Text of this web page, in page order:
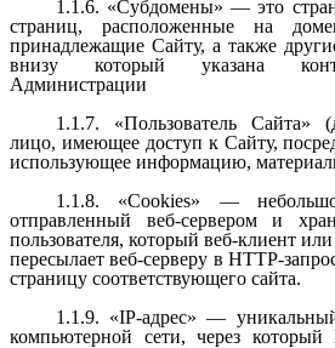
1.1.6. «Субдомены» — это
страниц, расположенные на
принадлежащие Сайту, а также
внизу который указана
Администрации
1.1.7. «Пользователь Сайта»
лицо, имеющее доступ к Сайту,
использующее информацию,
1.1.8. «Cookies» —
отправленный веб-сервером и
пользователя, который веб-клиент
пересылает веб-серверу в HTTP-
страницу соответствующего сайта.
1.1.9. «IP-адрес» —
компьютерной сети, через который